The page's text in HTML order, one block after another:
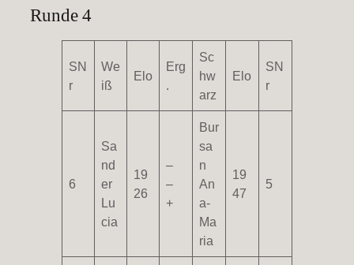
Runde 4
SN
r
We
iß
Elo
Erg
.
Sc
hw
arz
Elo
SN
r
6
Sa
nd
er
Lu
cia
19
26
–
–
+
Bur
sa
n
An
a-
Ma
ria
19
47
5